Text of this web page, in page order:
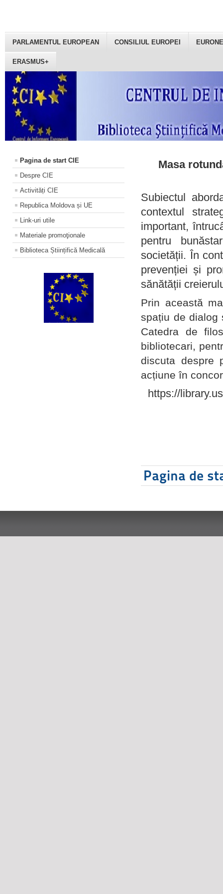
PARLAMENTUL EUROPEAN CONSILIUL EUROPEI
ERASMUS+
Pagina de start CIE
Despre CIE
Activități CIE
Republica Moldova și UE
Link-uri utile
Materiale promoţionale
Biblioteca Științifică Medicală
Masa
Subiectul
contextul
important,
pentru
societății. În
prevenției și
sănătății
Prin această
spațiu de dialog
Catedra de
bibliotecari,
discuta despre
acțiune în
https://
Pagina de